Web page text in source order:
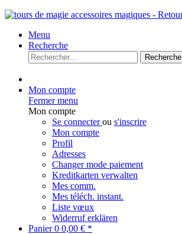
Menu
Recherche
Recherche
Mon compte
Fermer menu
Mon compte
Se connecterou s'inscrire
Mon compte
Profil
Adresses
Changer mode paiement
Kreditkarten verwalten
Mes comm.
Mes téléch. instant.
Liste vœux
Widerruf erklären
Panier0 0,00 € *